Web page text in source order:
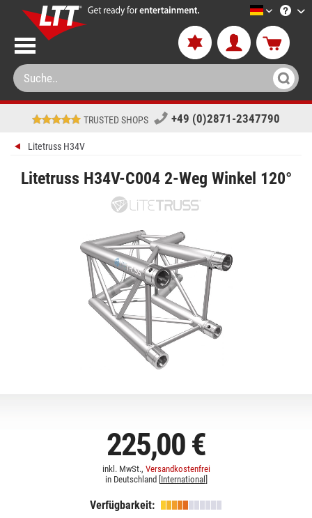
LTT-
TRUSTED SHOPS +49 (0)2871-2347790
Litetruss H34V
Litetruss H34V-C004 2-Weg Winkel 120°
225,00 €
inkl. MwSt., Versandkostenfrei
in Deutschland [ International
Verfügbarkeit: